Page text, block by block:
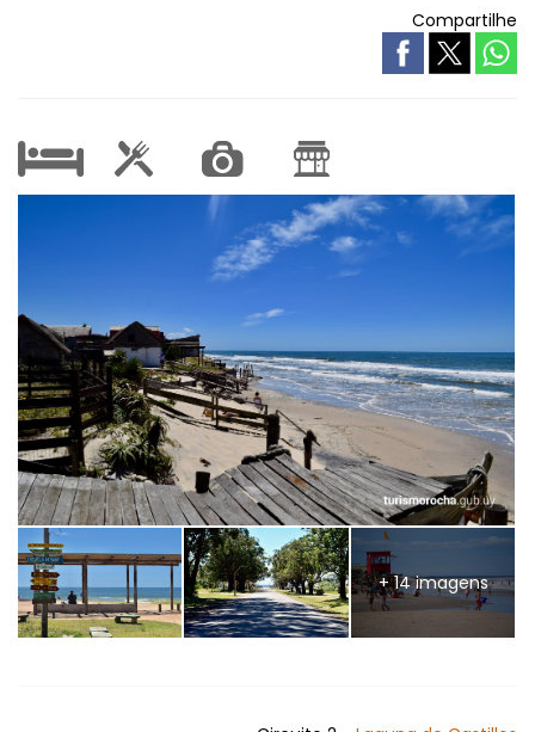
Compartilhe
+ 14 imagens